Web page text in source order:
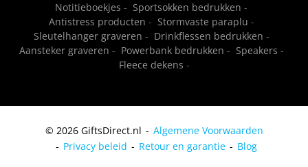
Notitieboekjes - Sportsokken bedrukken -
Antistress producten - Stormvaste paraplu -
Sleutelhanger graveren - Drinkflessen bedrukken -
Aansteker graveren - Powerbank bedrukken - Speakers -
Fleece dekens -
© 2026 GiftsDirect.nl
Algemene Voorwaarden
Privacy beleid
Retour en garantie Blog